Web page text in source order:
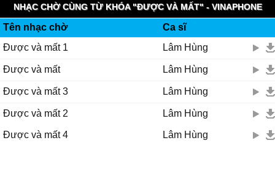
Nhưng không thể nói lên anh yêu em.
Hãy bước đi và đừng nghĩ suy,
Dù cho em không cần anh nhưng anh vẫn cần em,
Dù em ra đi thật xa, thật xa giấc mơ của anh.
Anh thầm giữ trong con tim bóng dáng của em.
Tình yêu trong mơ của anh, anh thầm mong một lần,
Được ôm em trong vòng tay cùng nhau bước trên yêu thương,
Mình sẽ mãi bên nhau.
NHẠC CHỜ CÙNG TỪ KHÓA "ĐƯỢC VÀ MẤT" - VINAPHONE
Tên nhạc chờ
Ca sĩ
Được và mất 1
Lâm Hùng
Được và mất Lâm Hùng
Được và mất 3 Lâm Hùng
Được và mất 2 Lâm Hùng
Được và mất 4 Lâm Hùng